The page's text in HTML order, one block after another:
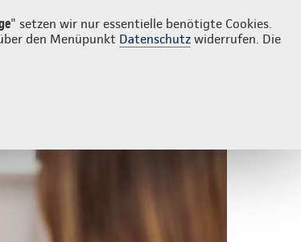
" setzen wir nur essentielle benötigte Cookies.
den Menüpunkt Datenschutz widerrufen. Die
Login Continentale vor Ort